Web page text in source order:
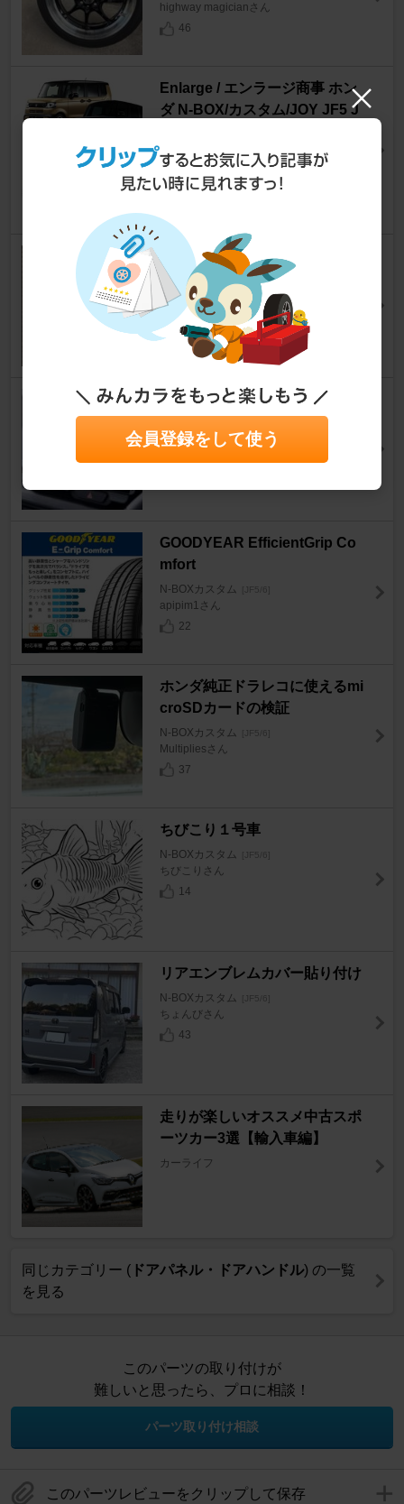
highway magicianさん
46
Enlarge / エンラージ商事 ホン
ダ N-BOX/カスタム/JOY JF5 J
プキャンセラー
N-BOXカスタム [JF5/6]
PK26さん
CYBER STORK CYBER AIR C
K-A10
N-BOXカスタム [JF5/6]
yasu369さん
22
ホンダ(純正) LXU-272NBi
た～にゃさん
62
GOODYEAR EfficientGrip Co
mfort
N-BOXカスタム [JF5/6]
apipim1さん
22
ホンダ純正ドラレコに使えるmi
croSDカードの検証
N-BOXカスタム [JF5/6]
Multipliesさん
37
ちびこり１号車
N-BOXカスタム [JF5/6]
ちびこりさん
14
リアエンブレムカバー貼り付け
N-BOXカスタム [JF5/6]
ちょんびさん
43
走りが楽しいオススメ中古スポ
ーツカー3選【輸入車編】
カーライフ
同じカテゴリー ( ドアパネル・ドアハンドル) の一覧
を見る
このパーツの取り付けが
難しいと思ったら、プロに相談！
パーツ取り付け相談
このパーツレビューをクリップして保存
会員登録をして使う